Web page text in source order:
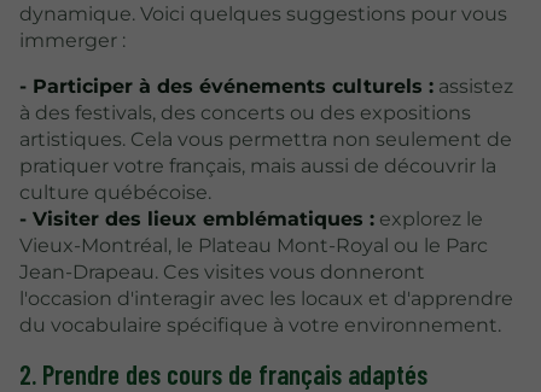
dynamique. Voici quelques suggestions pour vous
immerger :
- Participer à des événements culturels : assistez
à des festivals, des concerts ou des expositions
artistiques. Cela vous permettra non seulement de
pratiquer votre français, mais aussi de découvrir la
culture québécoise.
- Visiter des lieux emblématiques : explorez le
Vieux-Montréal, le Plateau Mont-Royal ou le Parc
Jean-Drapeau. Ces visites vous donneront
l'occasion d'interagir avec les locaux et d'apprendre
du vocabulaire spécifique à votre environnement.
2. Prendre des cours de français adaptés